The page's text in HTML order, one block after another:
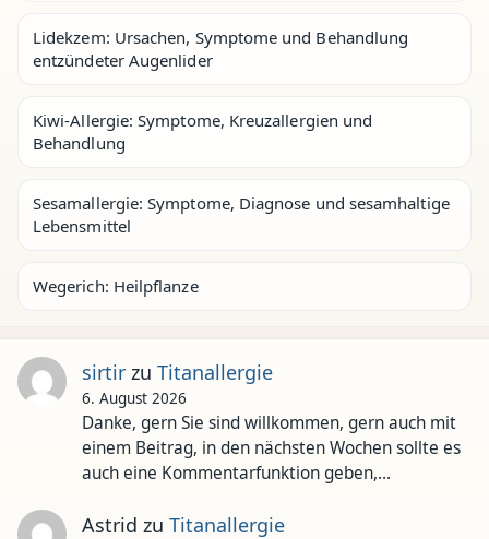
Lidekzem: Ursachen, Symptome und Behandlung
entzündeter Augenlider
Kiwi-Allergie: Symptome, Kreuzallergien und
Behandlung
Sesamallergie: Symptome, Diagnose und sesamhaltige
Lebensmittel
Wegerich: Heilpflanze
sirtirzu Titanallergie
6. August 2026
Danke, gern Sie sind willkommen, gern auch mit
einem Beitrag, in den nächsten Wochen sollte es
auch eine Kommentarfunktion geben,…
Astrid zu Titanallergie